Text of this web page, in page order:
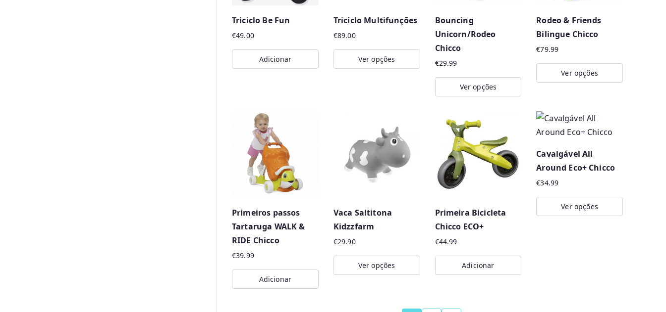
Triciclo Be Fun
€49.00
Adicionar
Triciclo Multifunções
€89.00
Ver opções
options
may
on
the
product
page
Bouncing
Unicorn/Rodeo
Chicco
€29.99
Ver opções
product
multiple
variants.
The
options
be
chosen
on
the
product
Rodeo & Friends
Bilingue Chicco
€79.99
Ver opções
has
multiple
The
options
may
be
chosen
Primeiros passos
Tartaruga WALK &
RIDE Chicco
€39.99
Adicionar
Vaca Saltitona
Kidzzfarm
€29.90
Ver opções
Primeira Bicicleta
Chicco ECO+
€44.99
Adicionar
Cavalgável All
Around Eco+ Chicco
€34.99
Ver opções